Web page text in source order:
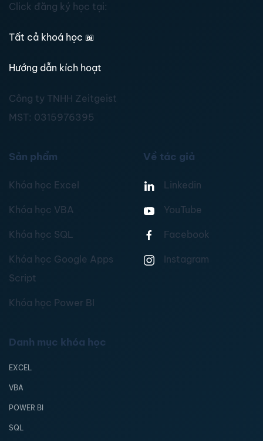
Click đăng ký học tại:
Tất cả khoá học 📖
Hướng dẫn kích hoạt
Công ty TNHH Zeitgeist
MST: 0315976395
Sản phẩm
Khóa học Excel
Khóa học VBA
Khóa học SQL
Khóa học Google Apps
Script
Khóa học Power BI
Về tác giả
Linkedin
YouTube
Facebook
Instagram
Danh mục khóa học
EXCEL
VBA
POWER BI
SQL